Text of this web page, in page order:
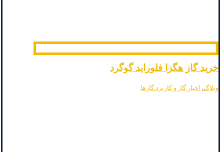
خرید گاز هگزا فلوراید گوگرد
وبلاگ اخبار گاز و کاربرد گازها